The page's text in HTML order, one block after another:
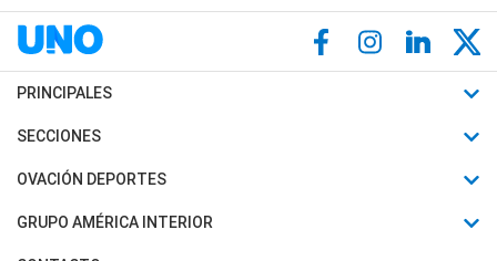
PRINCIPALES
Últimas Noticias
Política
SECCIONES
Horóscopo
Motores
OVACIÓN DEPORTES
Fútbol
Mundial
GRUPO AMÉRICA INTERIOR